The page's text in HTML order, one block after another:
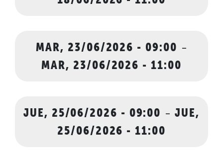
MAR, 23/06/2026 - 09:00 -
MAR, 23/06/2026 - 11:00
JUE, 25/06/2026 - 09:00 -JUE,
25/06/2026 - 11:00